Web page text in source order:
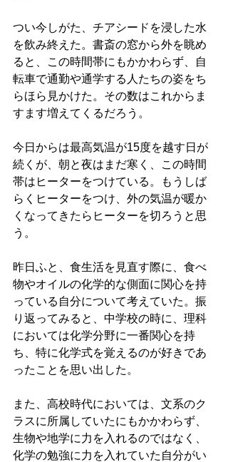
つい今しがた、チアシードを浸した水
を飲み終えた。書斎の窓から外を眺め
ると、この時間帯にもかかわらず、自
転車で通勤や通学する人たちの姿をち
らほら見かけた。その数はこれからま
すます増えてくるだろう。
今日からは最高気温が15度を越す日が
続くが、朝と夜はまだ寒く、この時間
帯はヒーターをつけている。もうしば
らくヒーターをつけ、外の気温が暖か
くなってきたらヒーターを切ろうと思
う。
昨日ふと、食生活を見直す際に、食べ
物やオイルの化学的な側面に関心を持
っている自分について考えていた。振
り返ってみると、中学校の時に、理科
においては化学分野に一番関心を持
ち、特に化学式を覚えるのが好きであ
ったことを思い出した。
また、高校時代においては、文系のク
ラスに所属していたにもかかわらず、
生物や地学に力を入れるのではなく、
化学の勉強に力を入れていた自分がい